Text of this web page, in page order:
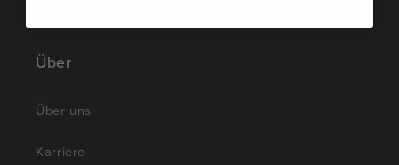
Über
Über uns
Karriere